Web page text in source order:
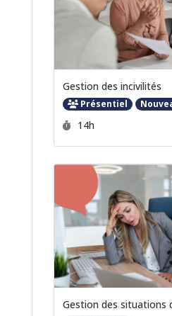
Gestion des incivilités
Présentiel
Durée :
14h
Gestion des situations